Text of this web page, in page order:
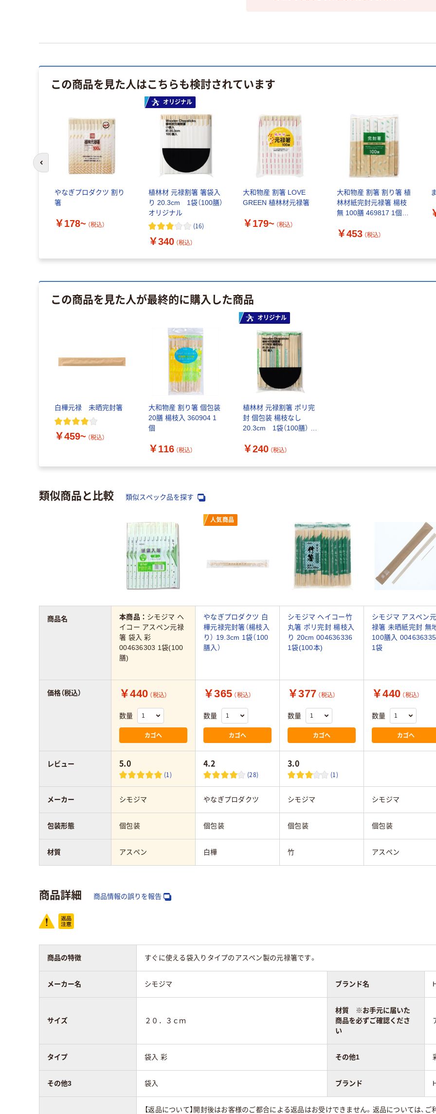
この商品を見た人はこちらも検討されています
やなぎプロダクツ 割り
箸
￥178~ （税込）
オリジナル
植林材 元禄割箸 箸袋入
り 20.3cm 1袋（100膳）
オリジナル
(16)
￥340 （税込）
大和物産 割箸 LOVE
GREEN 植林材元禄箸
￥179~ （税込）
大和物産 割箸 割り箸 植
林材紙完封元禄箸 楊枝
無 100膳 469817 1個
￥453 （税込）
前のスライドへ
この商品を見た人が最終的に購入した商品
白樺元禄 未晒完封箸
￥459~ （税込）
大和物産 割り箸 個包装
20膳 楊枝入 360904 1
個
￥116 （税込）
オリジナル
植林材 元禄割箸 ポリ完
封 個包装 楊枝なし
20.3cm 1袋（100膳） オ
￥240 （税込）
類似商品と比較 類似スペック品を探す
人気商品
本商品： シモジマ ヘ
イコー アスペン元禄
箸 袋入 彩
004636303 1袋(100
膳)
やなぎプロダクツ 白
樺元禄完封箸（楊枝入
り） 19.3cm 1袋（100
膳入）
シモジマ ヘイコー竹
丸箸 ポリ完封 楊枝入
り 20cm 004636336
1袋(100本)
シモジマ アスペン元
禄箸 未晒紙完封 無
100膳入 004636335
1袋
￥440 （税込）
数量
カゴへ
￥365 （税込）
数量
カゴへ
￥377 （税込）
数量
カゴへ
￥440 （税込）
数量
カゴへ
5.0
(1)
4.2
(28)
3.0
(1)
シモジマ やなぎプロダクツ シモジマ シモジマ
個包装 個包装 個包装 個包装
アスペン 白樺 竹 アスペン
商品名
価格（税込）
レビュー
メーカー
包装形態
材質
商品詳細 商品情報の誤りを報告
商品の特徴 すぐに使える袋入りタイプのアスペン製の元禄箸です。
メーカー名 シモジマ ブランド名
サイズ ２０．３ｃｍ
材質 ※お手元に届いた
商品を必ずご確認くださ
い
タイプ 袋入 彩 その他1
その他3 袋入 ブランド
【返品について】開封後はお客様のご都合による返品はお受けできません。返品については、ご